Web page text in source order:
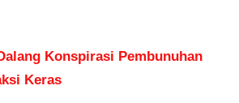
Konspirasi Pembunuhan
Keras